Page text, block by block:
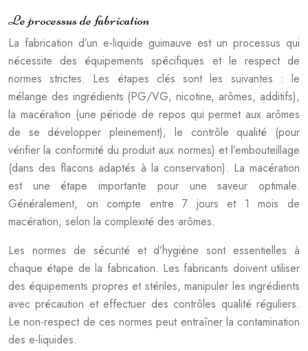
Le processus de fabrication
La fabrication d’un e-liquide guimauve est un processus qui
nécessite des équipements spécifiques et le respect de
normes strictes. Les étapes clés sont les suivantes : le
mélange des ingrédients (PG/VG, nicotine, arômes, additifs),
la macération (une période de repos qui permet aux arômes
de se développer pleinement), le contrôle qualité (pour
vérifier la conformité du produit aux normes) et l’embouteillage
(dans des flacons adaptés à la conservation). La macération
est une étape importante pour une saveur optimale.
Généralement, on compte entre 7 jours et 1 mois de
macération, selon la complexité des arômes.
Les normes de sécurité et d’hygiène sont essentielles à
chaque étape de la fabrication. Les fabricants doivent utiliser
des équipements propres et stériles, manipuler les ingrédients
avec précaution et effectuer des contrôles qualité réguliers.
Le non-respect de ces normes peut entraîner la contamination
des e-liquides.